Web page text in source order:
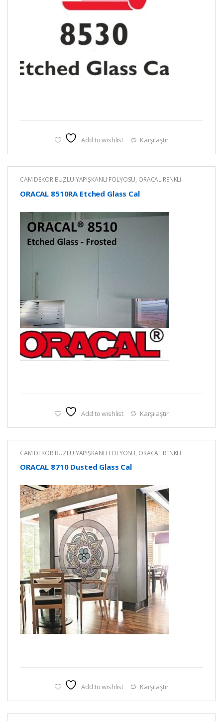
Add to wishlist Karşılaştır
CAM DEKOR BUZLU YAPIŞKANLI FOLYOSU, ORACAL RENKLİ
YAPIŞKANLI KESİM FOLYOLARI RENKLİ YAPIŞKANLI FOLYO
ORACAL 8510RA Etched Glass Cal
Add to wishlist Karşılaştır
CAM DEKOR BUZLU YAPIŞKANLI FOLYOSU, ORACAL RENKLİ
YAPIŞKANLI KESİM FOLYOLARI RENKLİ YAPIŞKANLI FOLYO
ORACAL 8710 Dusted Glass Cal
Add to wishlist Karşılaştır